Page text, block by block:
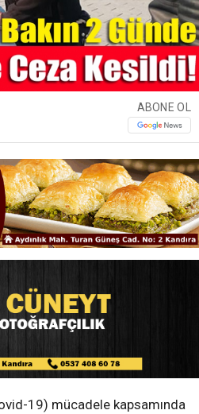
ABONE OL
19) mücadele kapsamında